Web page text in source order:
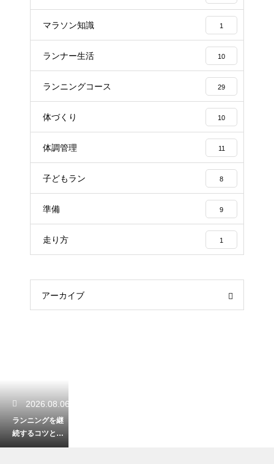
マラソン知識 1
ランナー生活 10
ランニングコース 29
体づくり 10
体調管理 11
子どもラン 8
準備 9
走り方 1
アーカイブ
2026.08.06
ランニングを継
続するコツと心
理学！モチベー